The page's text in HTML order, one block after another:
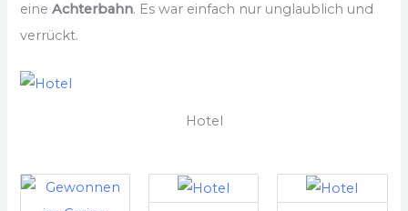
eineAchterbahn. Es war einfach nur unglaublich und
verrückt.
Hotel